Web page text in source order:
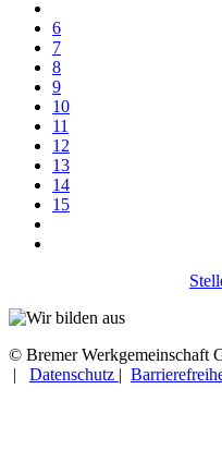
6
7
8
9
10
11
12
13
14
15
© Bremer
| Datenschutz |